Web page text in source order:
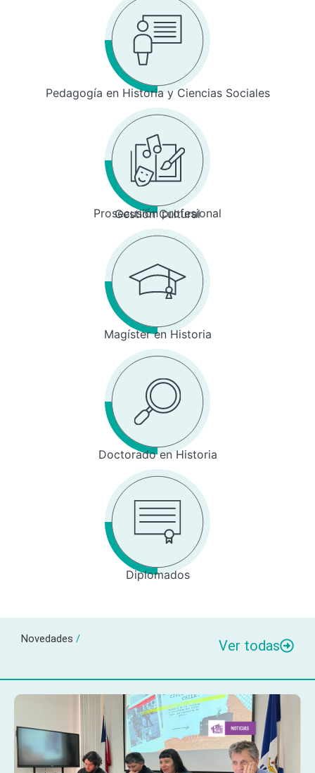
Pedagogía en Historia y Ciencias Sociales
Prosecusión profesional
Gestión Cultural
Magíster en Historia
Doctorado en Historia
Diplomados
Novedades / Ver todas